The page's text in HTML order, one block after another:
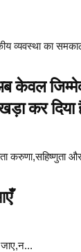
व्यवस्था का
कर दिया
करुणा,सहिष्णुता और